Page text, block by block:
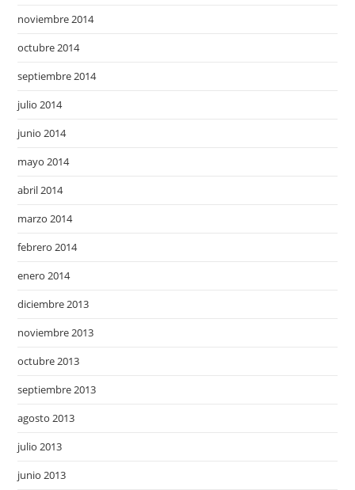
noviembre 2014
octubre 2014
septiembre 2014
julio 2014
junio 2014
mayo 2014
abril 2014
marzo 2014
febrero 2014
enero 2014
diciembre 2013
noviembre 2013
octubre 2013
septiembre 2013
agosto 2013
julio 2013
junio 2013